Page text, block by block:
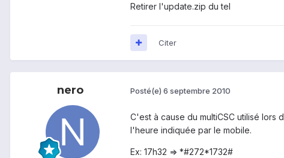
Retirer l'update.zip du tel
Citer
nero Posté(e) 6 septembre 2010
C'est à cause du multiCSC utilisé lors
l'heure indiquée par le mobile.
Ex: 17h32 => *#272*1732#